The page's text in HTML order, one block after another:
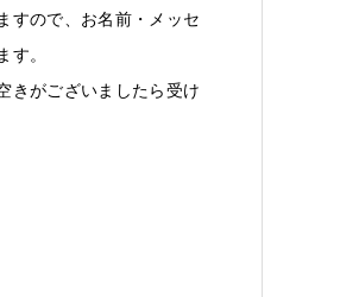
すので、お名前・メッセ
す。
きがございましたら受け